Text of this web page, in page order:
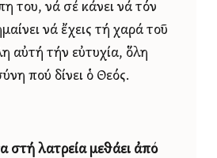
του, νά σέ κάνει νά τόν
νά ἔχεις τή χαρά τοῦ
αὐτή τήν εὐτυχία, ὅλη
πού δίνει ὁ Θεός.
στή λατρείαμεθάει ἀπό